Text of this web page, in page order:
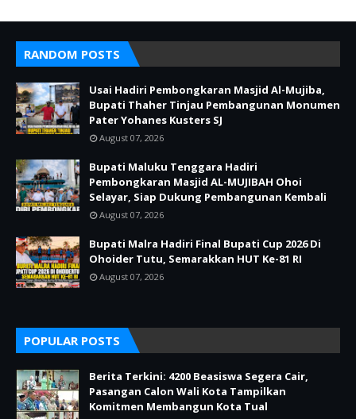
RANDOM POSTS
Usai Hadiri Pembongkaran Masjid Al-Mujiba,
Bupati Thaher Tinjau Pembangunan Monumen
Pater Yohanes Kusters SJ
August 07, 2026
Bupati Maluku Tenggara Hadiri
Pembongkaran Masjid AL-MUJIBAH Ohoi
Selayar, Siap Dukung Pembangunan Kembali
August 07, 2026
Bupati Malra Hadiri Final Bupati Cup 2026 Di
Ohoider Tutu, Semarakkan HUT Ke-81 RI
August 07, 2026
POPULAR POSTS
Berita Terkini: 4200 Beasiswa Segera Cair,
Pasangan Calon Wali Kota Tampilkan
Komitmen Membangun Kota Tual